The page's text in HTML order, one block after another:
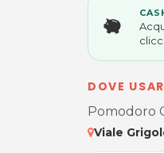
DOVE
Pomodoro
Viale